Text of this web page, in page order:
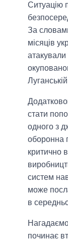
Ситуацію
За
місяців
атакували
стати
одного з
оборонна
критично
систем
може
в
починає